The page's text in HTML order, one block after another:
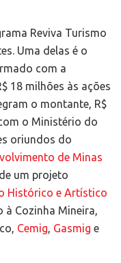
Reviva Turismo
Uma delas é o
com a
18 milhões às ações
o montante, R$
o Ministério do
oriundos do
de Minas
um projeto
Histórico e Artístico
à Cozinha Mineira,
Cemig, Gasmig e